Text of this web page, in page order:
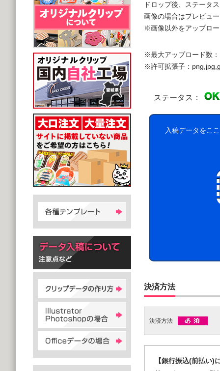
ドロップ後、ステータ
画像の場合はプレビュ
※画像以外をアップロ
※最大アップロード数
※許可拡張子：
ステータス：
入稿データをこ
決済方法
決済方法
【銀行振込(前払い)